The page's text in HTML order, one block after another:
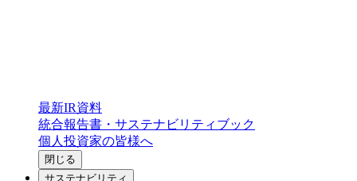
最新IR資料
統合報告書・サステナビリティブック
個人投資家の皆様へ
閉じる
サステナビリティ